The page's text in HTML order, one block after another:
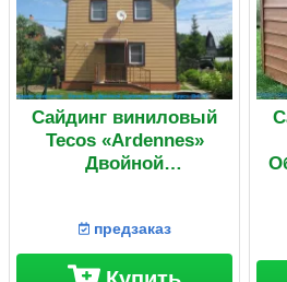
Сайдинг виниловый
Tecos «Ardennes»
Двойной
предзаказ